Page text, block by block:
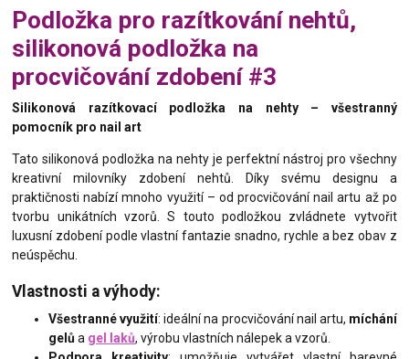
Podložka pro razítkování nehtů,
silikonová podložka na
procvičování zdobení #3
Silikonová razítkovací podložka na nehty – všestranný
pomocník pro nail art
Tato silikonová podložka na nehty je perfektní nástroj pro všechny
kreativní milovníky zdobení nehtů. Díky svému designu a
praktičnosti nabízí mnoho využití – od procvičování nail artu až po
tvorbu unikátních vzorů. S touto podložkou zvládnete vytvořit
luxusní zdobení podle vlastní fantazie snadno, rychle a bez obav z
neúspěchu.
Vlastnosti a výhody:
Všestranné využití: ideální na procvičování nail artu, míchání
gelůa gel laků, výrobu vlastních nálepek a vzorů.